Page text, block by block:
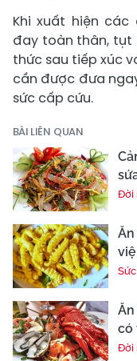
Khi xuất hiện
đay toàn thân, tụt
thức sau tiếp xúc
cần được đưa
sức cấp cứu.
BÀI LIÊN QUAN
Đời
có
Đời